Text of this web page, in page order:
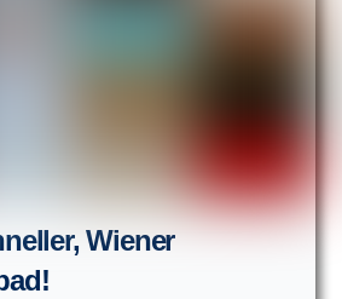
Wiener